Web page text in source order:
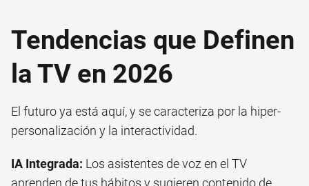
Tendencias que Definen
la TV en 2026
El futuro ya está aquí, y se caracteriza por la hiper-
personalización y la interactividad.
IA Integrada: Los asistentes de voz en el TV
aprenden de tus hábitos y sugieren contenido de